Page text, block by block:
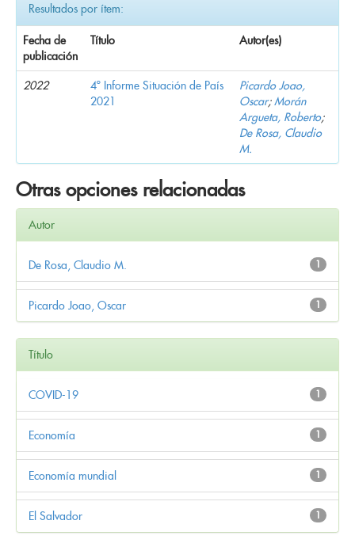
Resultados por ítem:
Fecha de
publicación
Título Autor(es)
2022
4º Informe Situación de País
2021
Picardo Joao,
Oscar;Morán
Argueta, Roberto;
De Rosa, Claudio
M.
Otras opciones relacionadas
Autor
1
De Rosa, Claudio M.
1
Picardo Joao, Oscar
Título
1
COVID-19
1
Economía
1
Economía mundial
1
El Salvador